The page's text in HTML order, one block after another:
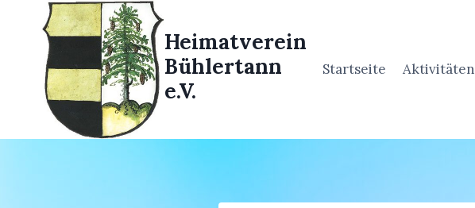
springen
Heimatverein
Bühlertann
e.V.
Startseite Aktivitäten